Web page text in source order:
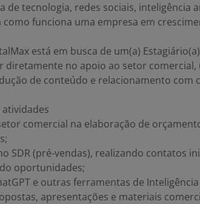
de tecnologia, redes sociais, inteligência
como funciona uma empresa em
está em busca de um(a)
diretamente no apoio ao setor
de conteúdo e relacionamento com
comercial na elaboração de
SDR (pré-vendas), realizando contatos
oportunidades;
e outras ferramentas de
apresentações e materiais